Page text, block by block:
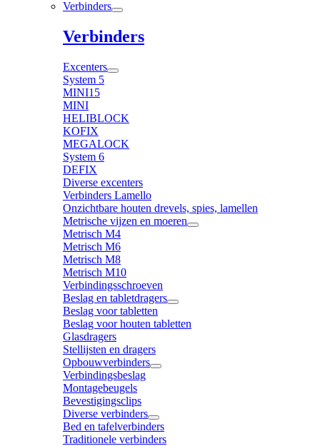
Verbinders
Verbinders
Excenters
System 5
MINI15
MINI
HELIBLOCK
KOFIX
MEGALOCK
System 6
DEFIX
Diverse excenters
Verbinders Lamello
Onzichtbare houten drevels, spies, lamellen
Metrische vijzen en moeren
Metrisch M4
Metrisch M6
Metrisch M8
Metrisch M10
Verbindingsschroeven
Beslag en tabletdragers
Beslag voor tabletten
Beslag voor houten tabletten
Glasdragers
Stellijsten en dragers
Opbouwverbinders
Verbindingsbeslag
Montagebeugels
Bevestigingsclips
Diverse verbinders
Bed en tafelverbinders
Traditionele verbinders